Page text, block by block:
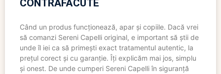
CONTRAFĂCUTE
Când un produs funcționează, apar și copiile. Dacă vrei
să comanzi Sereni Capelli original, e important să știi de
unde îl iei ca să primești exact tratamentul autentic, la
prețul corect și cu garanție. Îți explicăm mai jos, simplu
și onest. De unde cumperi Sereni Capelli în siguranță